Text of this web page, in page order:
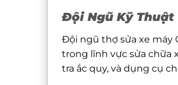
Đội Ngũ Kỹ Thuật
Đội ngũ thợ sửa xe máy
trong lĩnh vực sửa chữa
tra ắc quy, và dụng cụ